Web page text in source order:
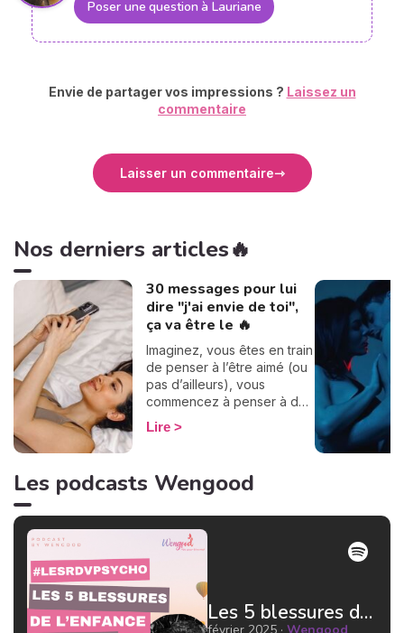
Poser une question à Lauriane
Envie de partager vos impressions ? Laissez un
commentaire
Laisser un commentaire
Nos derniers articles🔥
30 messages pour lui
dire "j'ai envie de toi",
ça va être le 🔥
Imaginez, vous êtes en train
de penser à l’être aimé (ou
pas d’ailleurs), vous
commencez à penser à des
choses qui dérapent et une
tension s’installe dans votre
message peut-on envoyer
directement ? Je ne suis
pas experte en sexe, mais
j’ai quand même de bonnes
idées quand il s’agit de faire
des sextos… Alors voici 30
messages pour lui dire “j’ai
Lire
Les podcasts Wengood
Les 5 blessures de l'enfance : le rejet par Jean Doridot Docteur en psychologie